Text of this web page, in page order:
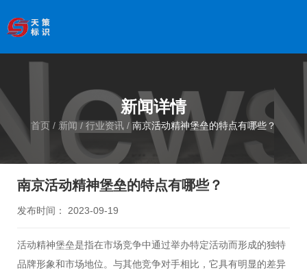
欢迎访问南京天策标识有限公司官网
医院、银行、政府、房地产、企事业单位、景区等基础建设
领域
全国服务热线： 18066033339
新闻详情
首页 / 新闻 / 行业资讯 / 南京活动精神堡垒的特点有哪些？
南京活动精神堡垒的特点有哪些？
发布时间： 2023-09-19
活动精神堡垒是指在市场竞争中通过举办特定活动而形成的独特
品牌形象和市场地位。与其他竞争对手相比，它具有明显的差异